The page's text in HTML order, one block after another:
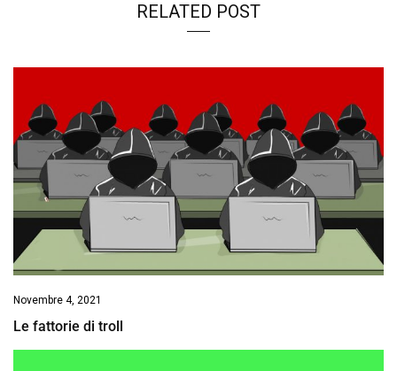
RELATED POST
Novembre 4, 2021
Le fattorie di troll